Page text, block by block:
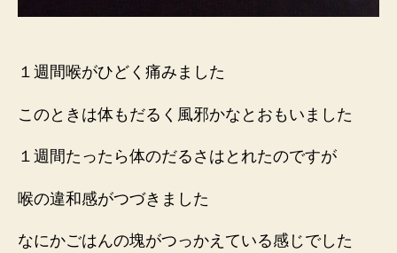
１週間喉がひどく痛みました
このときは体もだるく風邪かなとおもいました
１週間たったら体のだるさはとれたのですが
喉の違和感がつづきました
なにかごはんの塊がつっかえている感じでした